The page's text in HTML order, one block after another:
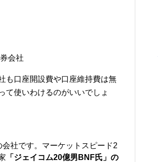
会社
も口座開設費や口座維持費は無
て使いわけるのがいいでしょ
社です。マーケットスピード2
「ジェイコム20億男BNF氏」の